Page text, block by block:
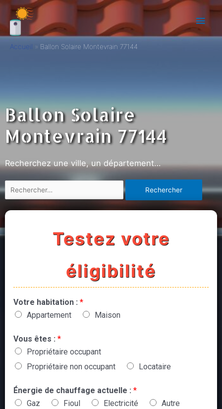
Accueil Ballon Solaire Montevrain 77144
Ballon Solaire
Montevrain 77144
Recherchez une ville, un département…
Testez votre
éligibilité
Votre habitation : *
Appartement
Maison
Vous êtes : *
Propriétaire occupant
Propriétaire non occupant
Locataire
Énergie de chauffage actuelle : *
Gaz
Fioul Electricité Autre